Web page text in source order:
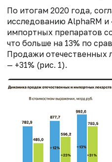
По итогам 2020 года,
исследованию AlphaRM
импортных препаратов
что больше на 13% по
Продажи отечественных
— +31% (рис. 1).